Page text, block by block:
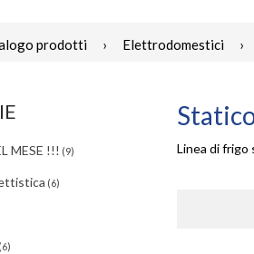
prodotti › Elettrodomestici ›
Linea di frigo
MESE !!! (9)
(6)
(6)